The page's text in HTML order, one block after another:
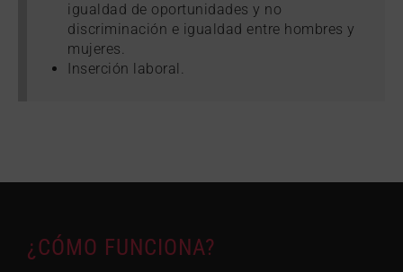
igualdad de oportunidades y no
discriminación e igualdad entre hombres y
mujeres.
Inserción laboral.
¿CÓMO FUNCIONA?